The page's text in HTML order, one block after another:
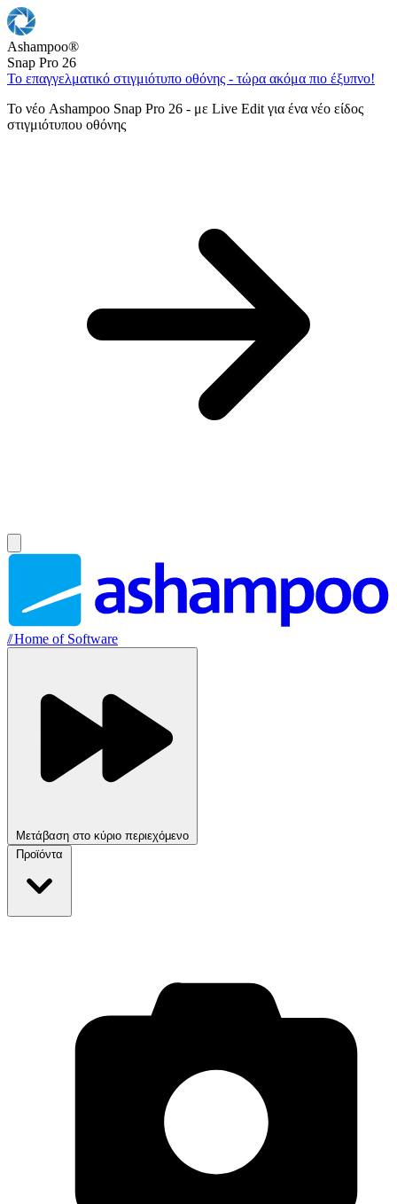
Ashampoo®
Snap Pro 26
Το επαγγελματικό στιγμιότυπο οθόνης - τώρα ακόμα πιο έξυπνο!
Το νέο Ashampoo Snap Pro 26 - με Live Edit για ένα νέο είδος
στιγμιότυπου οθόνης
//Home of Software
Μετάβαση στο κύριο περιεχόμενο
Προϊόντα